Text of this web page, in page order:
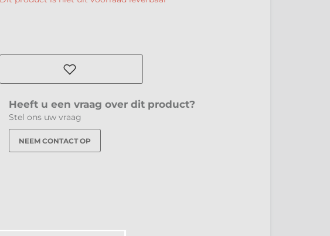
Heeft u een vraag over dit product?
Stel ons uw vraag
NEEM CONTACT OP